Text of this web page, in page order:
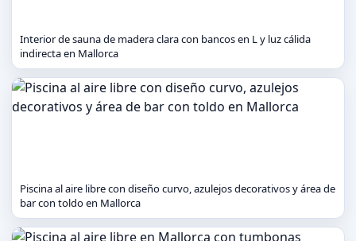
Interior de sauna de madera clara con bancos en L y luz cálida
indirecta en Mallorca
Piscina al aire libre con diseño curvo, azulejos decorativos y área de
bar con toldo en Mallorca